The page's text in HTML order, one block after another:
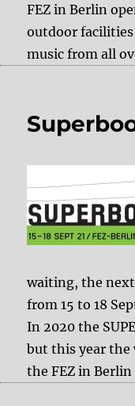
FEZ in Berlin
outdoor
music from all
waiting, the next
from 15 to 18
In 2020 the
but this year the
the FEZ in